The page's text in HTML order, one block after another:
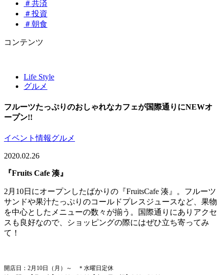
＃共済
＃投資
＃朝食
コンテンツ
Life Style
グルメ
フルーツたっぷりのおしゃれなカフェが国際通りにNEWオ
ープン!!
イベント情報グルメ
2020.02.26
『Fruits Cafe 湊』
2月10日にオープンしたばかりの『FruitsCafe 湊』。フルーツ
サンドや果汁たっぷりのコールドプレスジュースなど、果物
を中心としたメニューの数々が揃う。国際通りにありアクセ
スも良好なので、ショッピングの際にはぜひ立ち寄ってみ
て！
開店日：2月10日（月）～ ＊水曜日定休